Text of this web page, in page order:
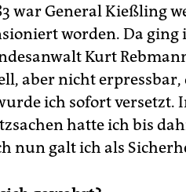
war General Kießling
worden. Da ging
Kurt
aber nicht erpressbar,
ich sofort versetzt.
hatte ich bis
nun galt ich als